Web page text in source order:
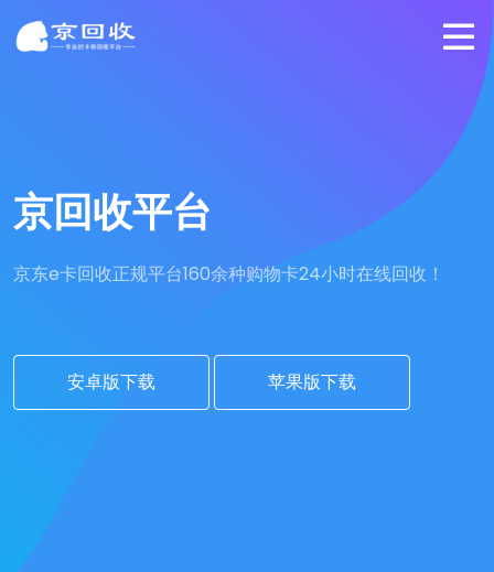
京回收平台
京东e卡回收正规平台160余种购物卡24小时在线回收！
安卓版下载 苹果版下载